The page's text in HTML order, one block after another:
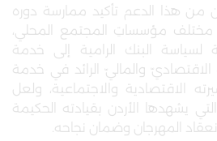
هذا الدعم تأكيد ممارسة دوره
مختلف مؤسساتِ المجتمع المحلي،
لسياسة البنك الرامية إلى خدمة
والماليّ الرائد في خدمة
الاقتصادية والاجتماعية، ولعل
يشهدها الأردن بقيادته الحكيمة
المهرجان وضمان نجاحه.